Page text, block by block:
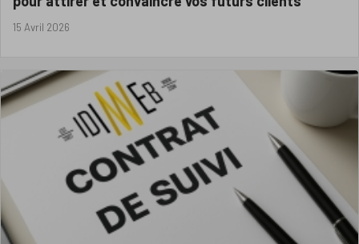
15 Avril 2026